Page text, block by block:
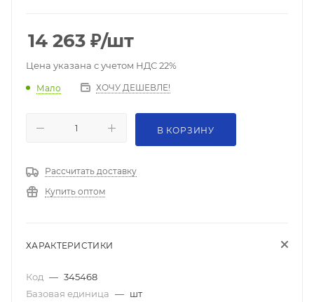
14 263 ₽/шт
Цена указана с учетом НДС 22%
Мало ХОЧУ ДЕШЕВЛЕ!
В КОРЗИНУ
Рассчитать доставку
Купить оптом
ХАРАКТЕРИСТИКИ
Код — 345468
Базовая единица — шт